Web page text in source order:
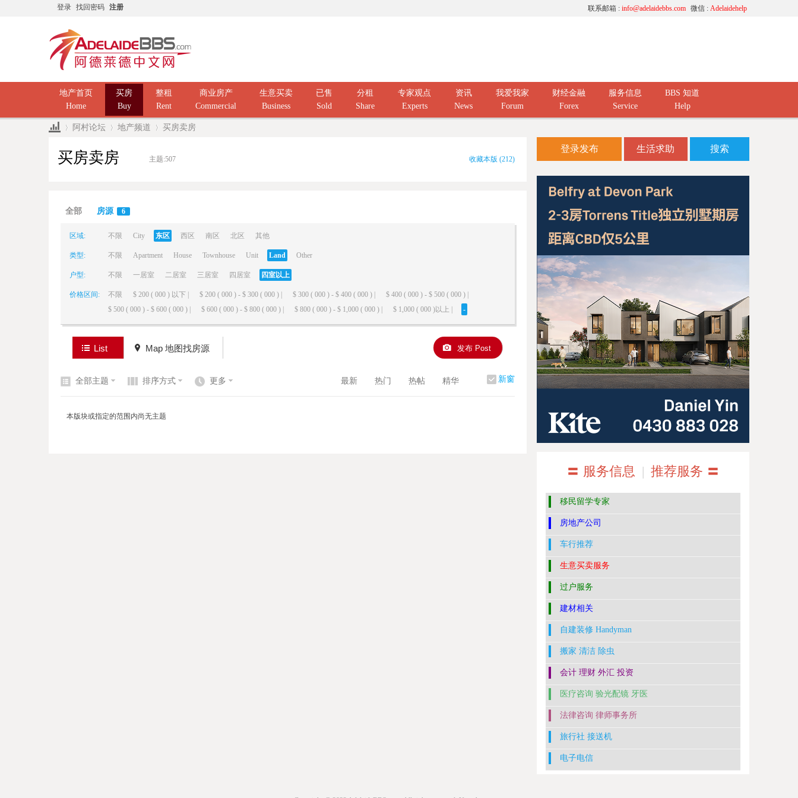
登录 找回密码 注册 微信 : Adelaidehelp
联系邮箱 : info@adelaidebbs.com
地产首页
Home
买房
Buy
整租
Rent
商业房产
Commercial
生意买卖
Business
已售
Sold
分租
Share
专家观点
Experts
资讯
News
我爱我家
Forum
财经金融
Forex
服务信息
Service
BBS 知道
Help
阿村论坛 地产频道 买房卖房
买房卖房 主题:507 收藏本版 (212)
全部 房源 6
区域: 不限 City 东区 西区 南区 北区 其他
类型: 不限 Apartment House Townhouse Unit Land Other
户型: 不限 一居室 二居室 三居室 四居室 四室以上
价格区间: 不限 $ 200 ( 000 ) 以下 | $ 200 ( 000 ) - $ 300 ( 000 ) | $ 300 ( 000 ) - $ 400 ( 000 ) |
$ 400 ( 000 ) - $ 500 ( 000 ) |
$ 500 ( 000 ) - $ 600 ( 000 ) |
$ 600 ( 000 ) - $ 800 ( 000 ) | $ 800 ( 000 ) - $ 1,000 ( 000 ) | $ 1,000 ( 000 )以上 | -
List Map 地图找房源 发布 Post
新窗
全部主题 排序方式 更多 最新 热门 热帖 精华
本版块或指定的范围内尚无主题
登录发布 生活求助 搜索
〓 服务信息 | 推荐服务 〓
移民留学专家
房地产公司
车行推荐
生意买卖服务
过户服务
建材相关
自建装修 Handyman
搬家 清洁 除虫
会计 理财 外汇 投资
医疗咨询 验光配镜 牙医
法律咨询 律师事务所
旅行社 接送机
电子电信